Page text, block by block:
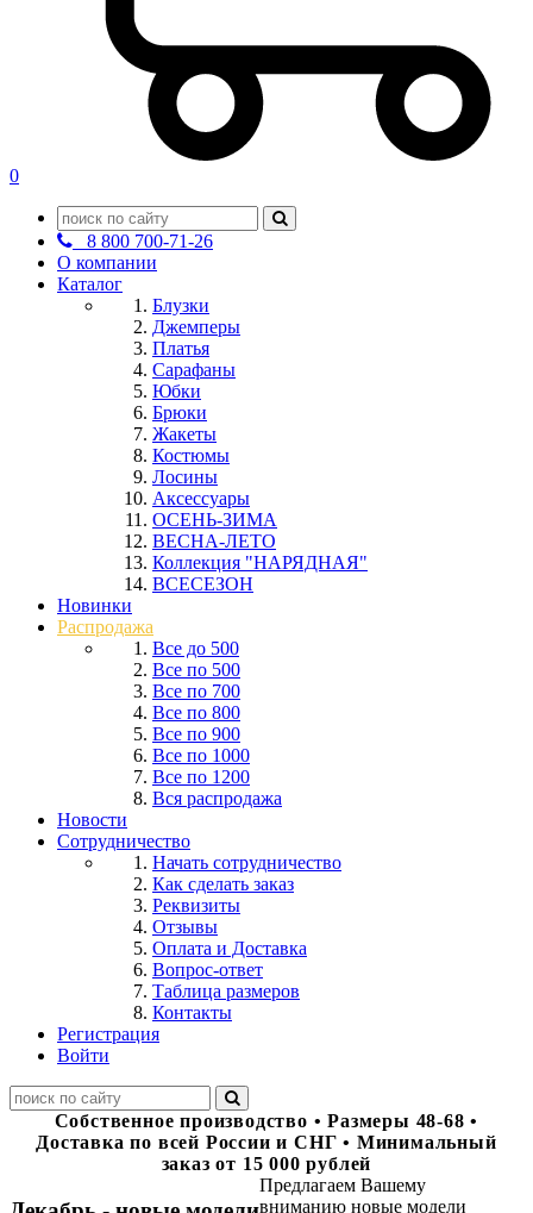
0
8 800 700-71-26
О компании
Каталог
Блузки
Джемперы
Платья
Сарафаны
Юбки
Брюки
Жакеты
Костюмы
Лосины
Аксессуары
ОСЕНЬ-ЗИМА
ВЕСНА-ЛЕТО
Коллекция "НАРЯДНАЯ"
ВСЕСЕЗОН
Новинки
Распродажа
Все до 500
Все по 500
Все по 700
Все по 800
Все по 900
Все по 1000
Все по 1200
Вся распродажа
Новости
Сотрудничество
Начать сотрудничество
Как сделать заказ
Реквизиты
Отзывы
Оплата и Доставка
Вопрос-ответ
Таблица размеров
Контакты
Регистрация
Войти
Собственное производство • Размеры 48-68 •
Доставка по всей России и СНГ • Минимальный
заказ от 15 000 рублей
Предлагаем Вашему
вниманию новые модели